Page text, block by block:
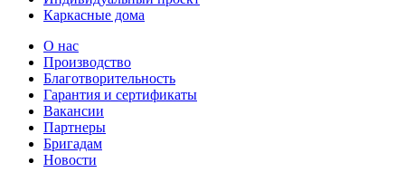
Каркасные дома
О нас
Производство
Благотворительность
Гарантия и сертификаты
Вакансии
Партнеры
Бригадам
Новости